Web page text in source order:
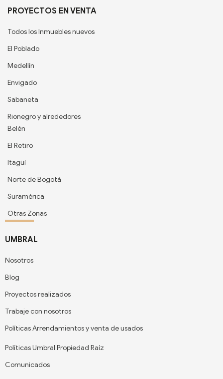
PROYECTOS EN VENTA
Todos los Inmuebles nuevos
El Poblado
Medellín
Envigado
Sabaneta
Rionegro y alrededores
Belén
El Retiro
Itagüí
Norte de Bogotá
Suramérica
Otras Zonas
UMBRAL
Nosotros
Blog
Proyectos realizados
Trabaje con nosotros
Políticas Arrendamientos y venta de usados
Políticas Umbral Propiedad Raíz
Comunicados